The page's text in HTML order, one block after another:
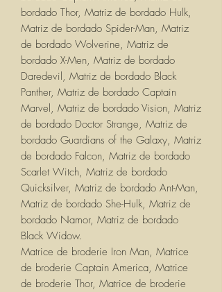
bordado Thor, Matriz de bordado Hulk,
Matriz de bordado Spider-Man, Matriz
de bordado Wolverine, Matriz de
bordado X-Men, Matriz de bordado
Daredevil, Matriz de bordado Black
Panther, Matriz de bordado Captain
Marvel, Matriz de bordado Vision, Matriz
de bordado Doctor Strange, Matriz de
bordado Guardians of the Galaxy, Matriz
de bordado Falcon, Matriz de bordado
Scarlet Witch, Matriz de bordado
Quicksilver, Matriz de bordado Ant-Man,
Matriz de bordado She-Hulk, Matriz de
bordado Namor, Matriz de bordado
Black Widow.
Matrice de broderie Iron Man, Matrice
de broderie Captain America, Matrice
de broderie Thor, Matrice de broderie